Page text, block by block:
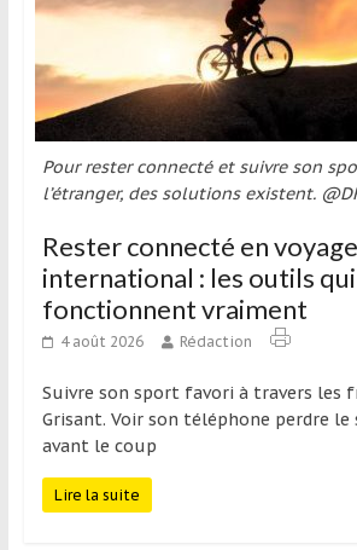
qui
aux
voyageurs
ponctuels
ou
réguliers,
passionnés
ou
simples
spectateurs
sport,
qui
se
déplacent
en
Pour rester connecté et suivre son
l’étranger, des solutions existent.
Rester connecté en
international : les outils qui
fonctionnent vraiment
4 août 2026 Rédaction
Suivre son sport favori à travers les
Grisant. Voir son téléphone perdre le
avant le coup
Lire la suite